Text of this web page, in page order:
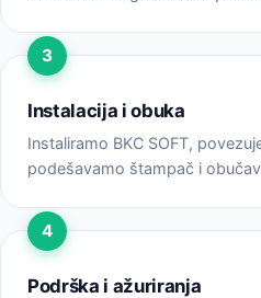
Instalacija i obuka
Instaliramo BKC SOFT,
podešavamo štampač i
Podrška i ažuriranja